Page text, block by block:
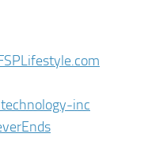
inc